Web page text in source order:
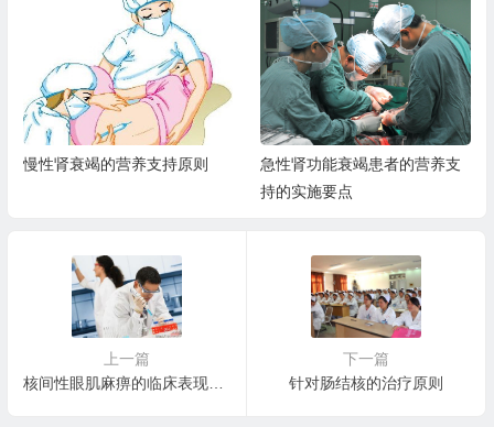
原则
急性肾功能衰竭患者的营养支
急性肾功能衰竭的营
则
上一篇
核间性眼肌麻痹的临床表现说明
下一篇
针对肠结核的治疗原则